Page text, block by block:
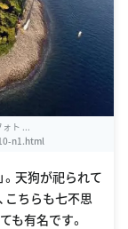
ト ...
n1.html
。天狗が祀られて
こちらも七不思
も有名です。